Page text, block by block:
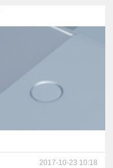
2017-10-23 10:18